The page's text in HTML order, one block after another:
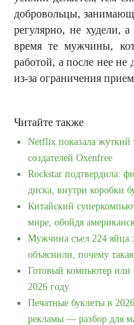
добровольцы,
регулярно, не худели,
время те мужчины,
работой, а после нее не
из-за ограничения
Читайте также
Netflix показала жуткий
создателей Oxenfree
Rockstar подтвердила:
диска, внутри коробки
Китайский
мире, обойдя
Мужчина съел 224 яйца
объяснили, почему
Готовый компьютер или
2026 году
Печатные буклеты в
рекламы — разбор для